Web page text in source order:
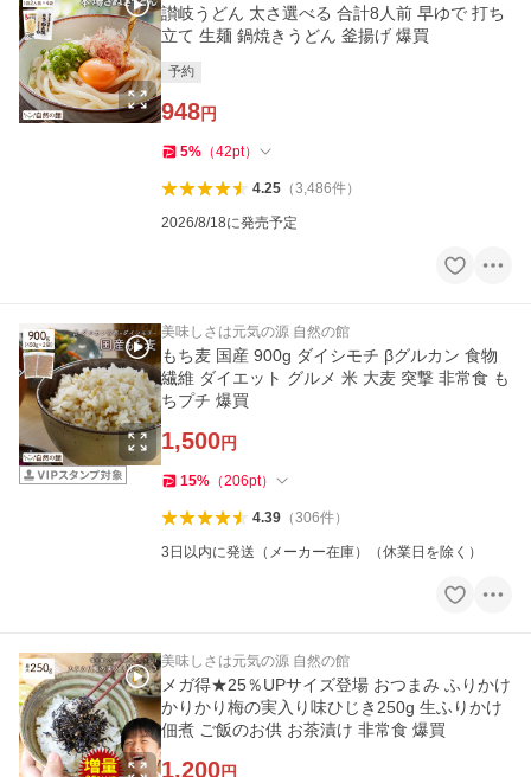
讃岐うどん 太さ選べる 合計8人前 早ゆで 打ち
立て 生麺 鍋焼きうどん 釜揚げ 爆買
予約
948円
5% （42pt）
4.25（3,486件）
2026/8/18に発売予定
美味しさは元気の源 自然の館
もち麦 国産 900g ダイシモチ βグルカン 食物
繊維 ダイエット グルメ 米 大麦 突撃 非常食 も
ちプチ 爆買
1,500円
15% （206pt）
4.39（306件）
3日以内に発送（メーカー在庫）（休業日を除く）
美味しさは元気の源 自然の館
メガ得★25％UPサイズ登場 おつまみ ふりかけ
かりかり梅の実入り味ひじき250g 生ふりかけ
佃煮 ご飯のお供 お茶漬け 非常食 爆買
1,200円